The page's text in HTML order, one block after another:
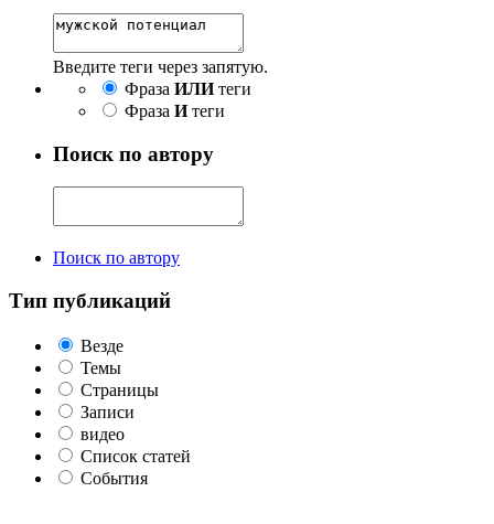
Введите теги через запятую.
Фраза ИЛИтеги
Фраза Итеги
Поиск по автору
Поиск по автору
Тип публикаций
Везде
Темы
Страницы
Записи
видео
Список статей
События